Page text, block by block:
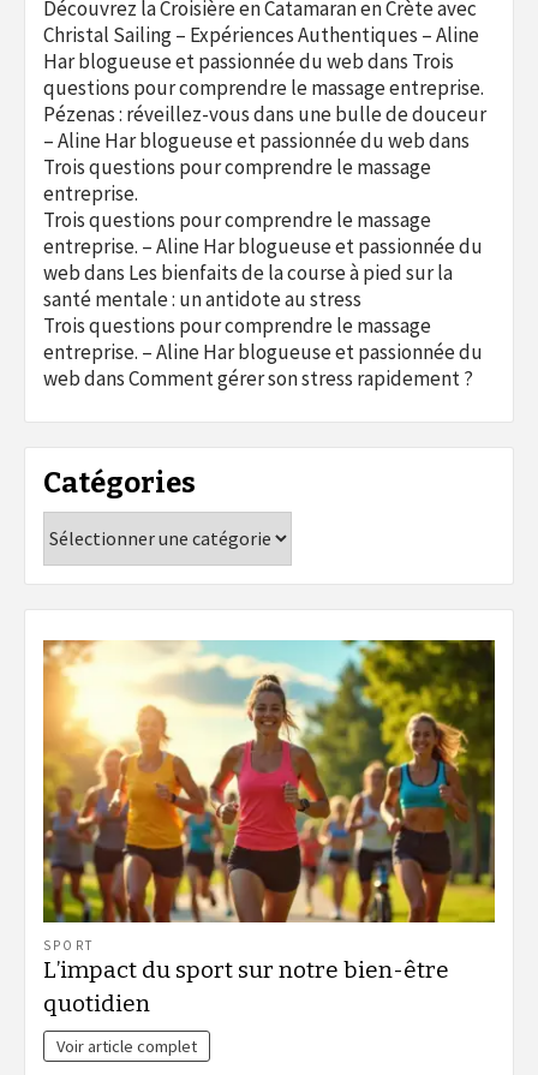
Découvrez la Croisière en Catamaran en Crète avec
Christal Sailing – Expériences Authentiques – Aline
Har blogueuse et passionnée du webdans Trois
questions pour comprendre le massage entreprise.
Pézenas : réveillez-vous dans une bulle de douceur
– Aline Har blogueuse et passionnée du webdans
Trois questions pour comprendre le massage
entreprise.
Trois questions pour comprendre le massage
entreprise. – Aline Har blogueuse et passionnée du
webdans Les bienfaits de la course à pied sur la
santé mentale : un antidote au stress
Trois questions pour comprendre le massage
entreprise. – Aline Har blogueuse et passionnée du
webdansComment gérer son stress rapidement ?
Catégories
SPORT
L’impact du sport sur notre bien-être
quotidien
Voir article complet